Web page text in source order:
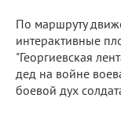
По маршруту
интерактивные
"Георгиевская
дед на войне
боевой дух